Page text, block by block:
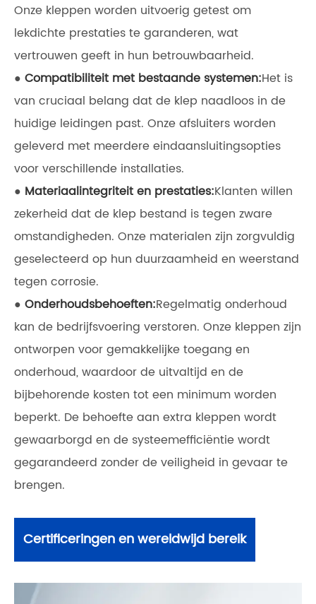
Onze kleppen worden uitvoerig getest om
lekdichte prestaties te garanderen, wat
vertrouwen geeft in hun betrouwbaarheid.
● Compatibiliteit met bestaande systemen:Het is
van cruciaal belang dat de klep naadloos in de
huidige leidingen past. Onze afsluiters worden
geleverd met meerdere eindaansluitingsopties
voor verschillende installaties.
● Materiaalintegriteit en prestaties:Klanten willen
zekerheid dat de klep bestand is tegen zware
omstandigheden. Onze materialen zijn zorgvuldig
geselecteerd op hun duurzaamheid en weerstand
tegen corrosie.
● Onderhoudsbehoeften:Regelmatig onderhoud
kan de bedrijfsvoering verstoren. Onze kleppen zijn
ontworpen voor gemakkelijke toegang en
onderhoud, waardoor de uitvaltijd en de
bijbehorende kosten tot een minimum worden
beperkt. De behoefte aan extra kleppen wordt
gewaarborgd en de systeemefficiëntie wordt
gegarandeerd zonder de veiligheid in gevaar te
brengen.
Certificeringen en wereldwijd bereik